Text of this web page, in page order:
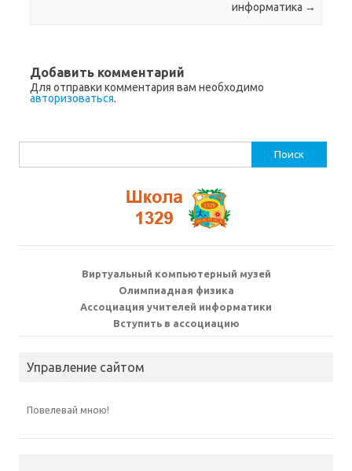
информатика →
Добавить комментарий
Для отправки комментария вам необходимо
авторизоваться.
Виртуальный компьютерный музей
Олимпиадная физика
Ассоциация учителей информатики
Вступить в ассоциацию
Управление сайтом
Повелевай мною!